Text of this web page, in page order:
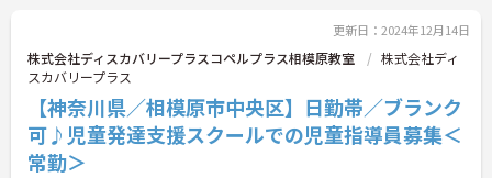
更新日：2024年12月14日
株式会社ディスカバリープラスコペルプラス相模原教室
株式会社ディ
スカバリープラス
【神奈川県／相模原市中央区】日勤帯／ブランク
可♪児童発達支援スクールでの児童指導員募集＜
常勤＞